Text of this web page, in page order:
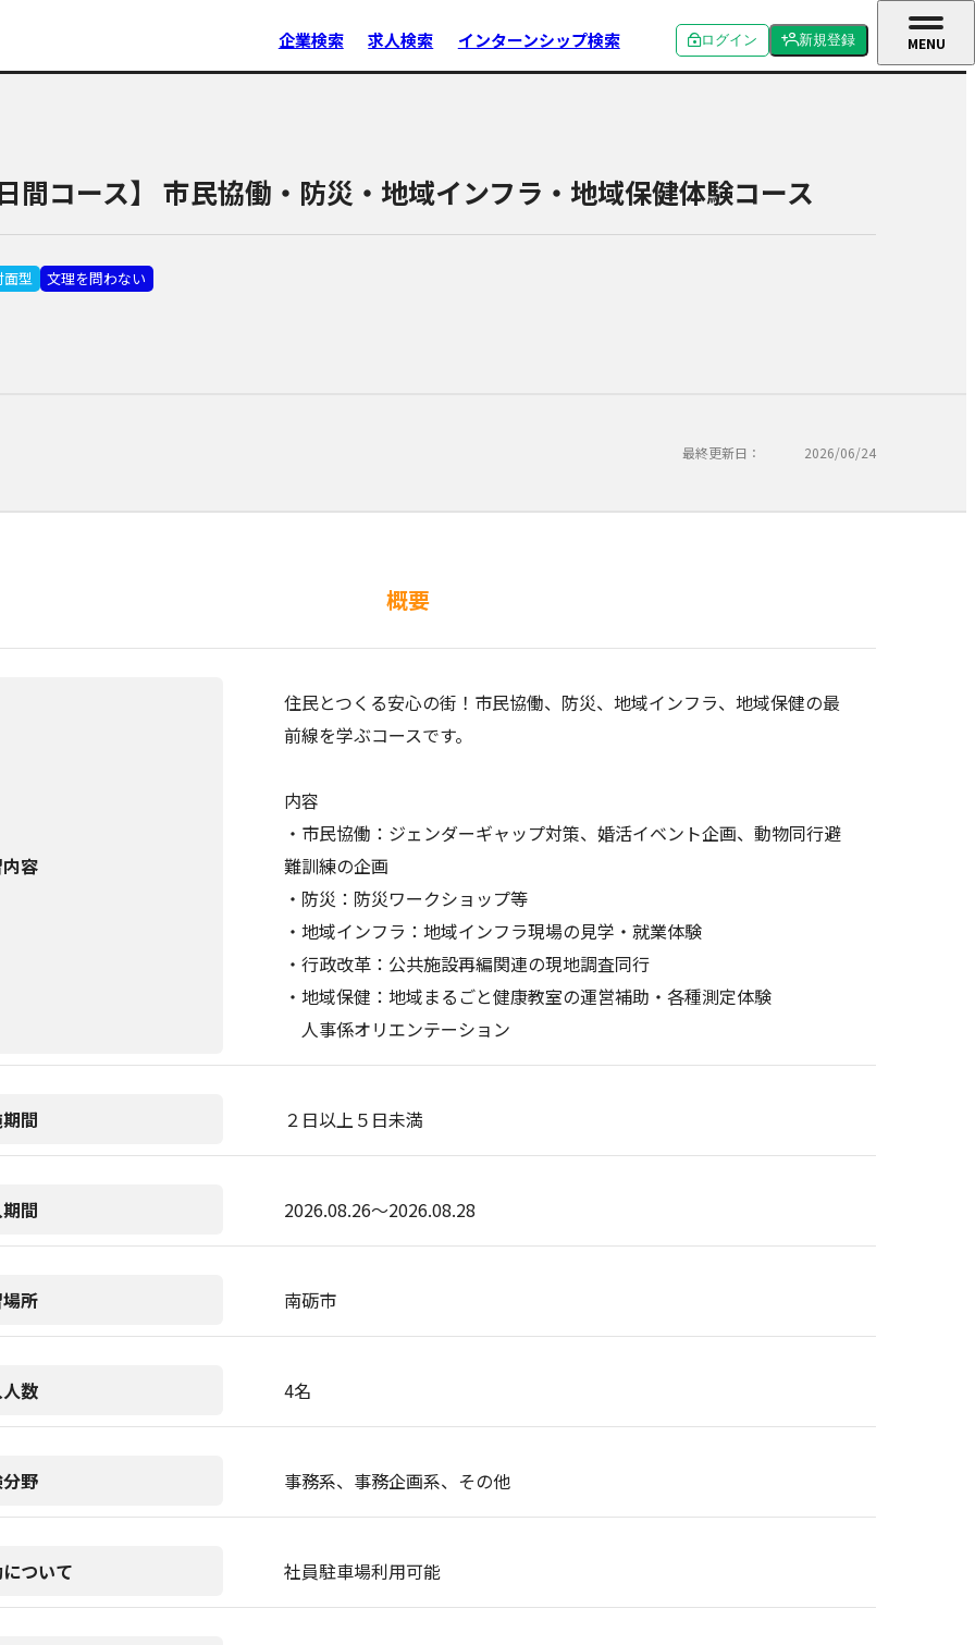
企業検索 求人検索 インターンシップ検索 ログイン
学校関係者ログイン
新規登録
間コース】 市民協働・防災・地域インフラ・地域保健体験コース
面型 文理を問わない
最終更新日： 2026/06/24
概要
容
住民とつくる安心の街！市民協働、防災、地域インフラ、地域保健の最
前線を学ぶコースです。
内容
・市民協働：ジェンダーギャップ対策、婚活イベント企画、動物同行避
難訓練の企画
・防災：防災ワークショップ等
・地域インフラ：地域インフラ現場の見学・就業体験
・行政改革：公共施設再編関連の現地調査同行
・地域保健：地域まるごと健康教室の運営補助・各種測定体験
人事係オリエンテーション
間 ２日以上５日未満
間 2026.08.26〜2026.08.28
所 南砺市
数 4名
野 事務系、事務企画系、その他
ついて 社員駐車場利用可能
MENU